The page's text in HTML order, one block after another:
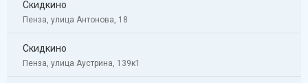
Скидкино
Пенза, улица Антонова, 18
Скидкино
Пенза, улица Аустрина, 139к1